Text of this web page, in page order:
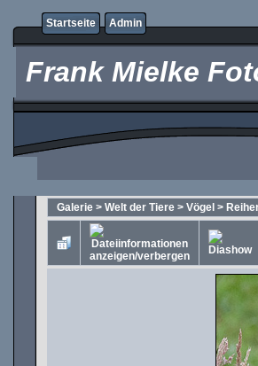
Startseite Admin
Frank Mielke
Galerie > Welt der Tiere > Vögel >